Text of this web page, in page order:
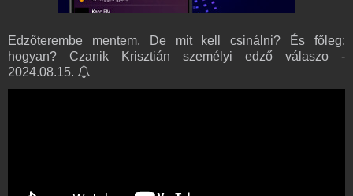
Edzőterembe mentem. De mit kell csinálni? És főleg:
hogyan? Czanik Krisztián személyi edző válaszo -
2024.08.15.